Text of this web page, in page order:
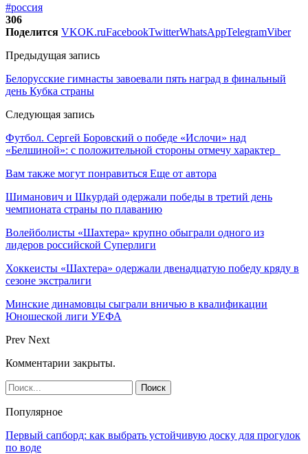
#россия
306
Поделится VKOK.ruFacebookTwitterWhatsAppTelegramViber
Предыдущая запись
Белорусские гимнасты завоевали пять наград в финальный
день Кубка страны
Следующая запись
Футбол. Сергей Боровский о победе «Ислочи» над
«Белшиной»: с положительной стороны отмечу характер
Вам также могут понравиться Еще от автора
Шиманович и Шкурдай одержали победы в третий день
чемпионата страны по плаванию
Волейболисты «Шахтера» крупно обыграли одного из
лидеров российской Суперлиги
Хоккеисты «Шахтера» одержали двенадцатую победу кряду в
сезоне экстралиги
Минские динамовцы сыграли вничью в квалификации
Юношеской лиги УЕФА
Prev Next
Комментарии закрыты.
Популярное
Первый сапборд: как выбрать устойчивую доску для прогулок
по воде